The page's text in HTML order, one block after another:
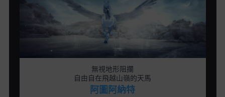
無視地形阻攔
自由自在飛越山嶺的天馬
阿圖阿納特